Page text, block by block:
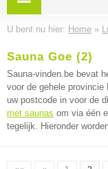
U bent nu hier: Home »
Sauna Goe (2)
Sauna-vinden.be bevat
voor de gehele provincie
uw postcode in voor de
met saunas om via één
tegelijk. Hieronder